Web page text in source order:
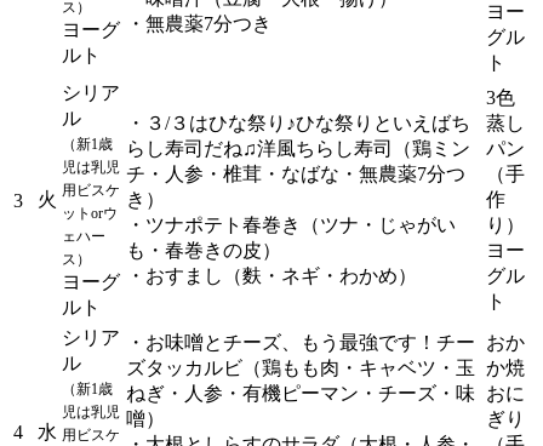
ス）
ヨーグ
ルト
・無農薬7分つき
ヨー
グル
ト
3 火
シリア
ル
（新1歳
児は乳児
用ビスケ
ットorウ
ェハー
ス）
ヨーグ
ルト
・３/３はひな祭り♪ひな祭りといえばち
らし寿司だね♫洋風ちらし寿司（鶏ミン
チ・人参・椎茸・なばな・無農薬7分つ
き）
・ツナポテト春巻き（ツナ・じゃがい
も・春巻きの皮）
・おすまし（麩・ネギ・わかめ）
3色
蒸し
パン
（手
作
り）
ヨー
グル
ト
4 水
シリア
ル
（新1歳
児は乳児
用ビスケ
・お味噌とチーズ、もう最強です！チー
ズタッカルビ（鶏もも肉・キャベツ・玉
ねぎ・人参・有機ピーマン・チーズ・味
噌）
おか
か焼
おに
ぎり